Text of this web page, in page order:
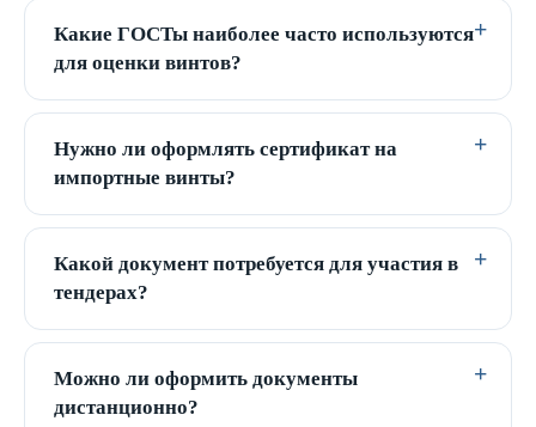
Какие ГОСТы наиболее часто используются
для оценки винтов?
Нужно ли оформлять сертификат на
импортные винты?
Какой документ потребуется для участия в
тендерах?
Можно ли оформить документы
дистанционно?